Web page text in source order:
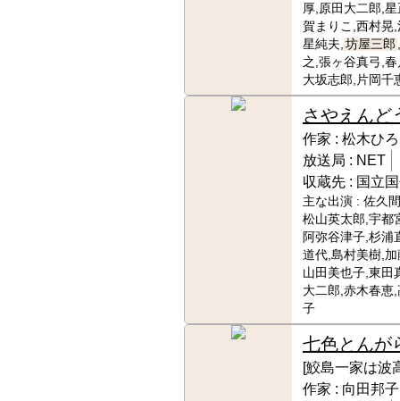
厚,原田大二郎,
賀まりこ,西村晃
星純夫, 坊屋三郎
之,張ヶ谷真弓,
大坂志郎,片岡千
さやえんど
作家 : 松木ひ
放送局 : NET
収蔵先 : 国立
主な出演 : 佐久
松山英太郎,宇都
阿弥谷津子,杉浦
道代,島村美樹,
山田美也子,東田
大二郎,赤木春恵
子
七色とんが
[鮫島一家は波
作家 : 向田邦子